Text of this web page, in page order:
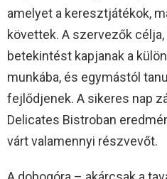
amelyet a keresztjátékok,
követtek. A szervezők
betekintést kapjanak a
munkába, és egymástól
fejlődjenek. A sikeres nap
Delicates Bistroban
várt valamennyi részvevőt.